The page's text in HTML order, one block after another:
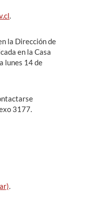
.
la Dirección de
en la Casa
lunes 14 de
3177.
.